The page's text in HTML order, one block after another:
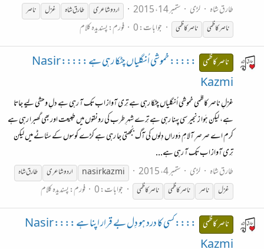
طارق شاہ
لڑی ستمبر 14، 2015 اردو شاعری طارق شاہ غزل
ناصر
ناصرکاظمی ناصرکاظمی جوابات: 0 فورم:پسندیدہ کلام
ناصر کاظمی
::::: خموشی اُنگلیاں چٹکا رہی ہے ::::: Nasir
Kazmi
غزلِ ناصر کاظمی خموشی اُنگلیاں چٹکا رہی ہے تِری آواز اب تک آ رہی ہے دلِ وحشی لیے جاتا
ہے، لیکن ہَوا زنجیر سی پہنا رہی ہے تِرے شہرِ طرب کی رونقوں میں طبیعت اور بھی گھبرا رہی ہے
کرم اے صرصرِ آلامِ دَوراں دِلوں کی آگ بُجھتی جا رہی ہے کڑے کوسوں کے سنّاٹے میں لیکن
تِری آواز اب تک آ رہی ہے...
طارق شاہ
لڑی ستمبر 4، 2015 nasir kazmi اردو شاعری
طارق شاہ
غزل
ناصر ناصرکاظمی ناصرکاظمی جوابات: 0 فورم:پسندیدہ کلام
ناصر کاظمی
:::: کسی کا درد ہو دِل بے قرار اپنا ہے :::: Nasir